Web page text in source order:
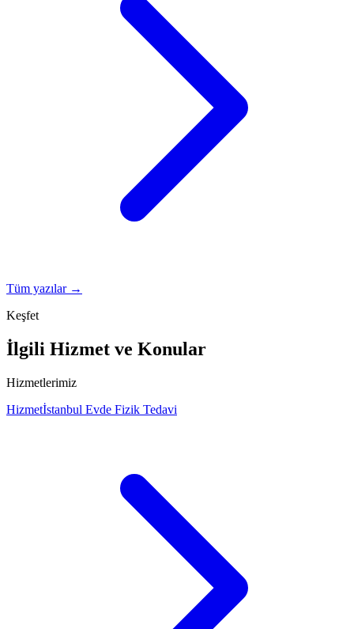
Tüm yazılar →
Keşfet
İlgili Hizmet ve Konular
Hizmetlerimiz
Hizmetİstanbul Evde Fizik Tedavi